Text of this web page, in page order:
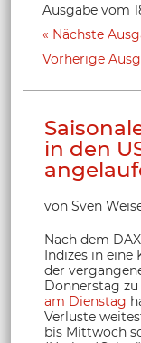
Ausgabe vom
Nächste
Vorherige
in den
von Sven
Nach dem
Indizes in eine
der
Donnerstag
am Dienstag
Verluste
bis Mittwoch